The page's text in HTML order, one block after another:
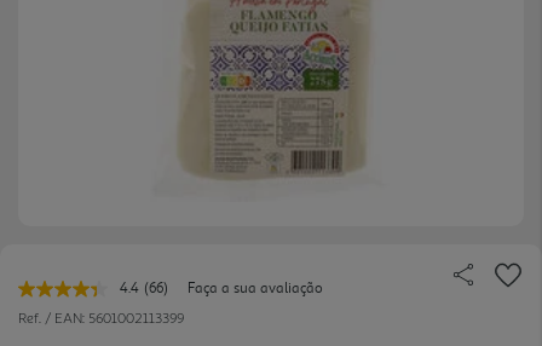
4.4 Leu
66
(66)
Faça a sua avaliação
Ref. / EAN: 5601002113399